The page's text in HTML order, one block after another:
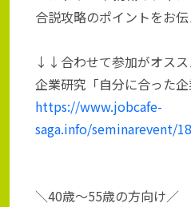
合説攻略のポイントをお伝
↓↓合わせて参加がオス
企業研究「自分に合った企
https://www.jobcafe-
saga.info/seminarevent/
＼40歳～55歳の方向け／